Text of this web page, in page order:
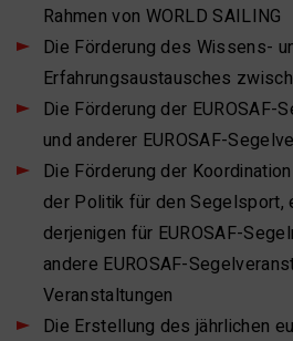
Rahmen von WORLD SAILING
Die Förderung des Wissens-
Erfahrungsaustausches
Die Förderung der EUROSAF-
und anderer EUROSAF-
Die Förderung der
der Politik für den Segelsport,
derjenigen für EUROSAF-
andere EUROSAF-
Veranstaltungen
Die Erstellung des jährlichen